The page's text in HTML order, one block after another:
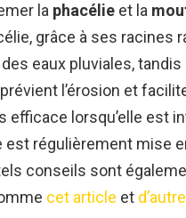
la phacélie et la
grâce à ses racines
eaux pluviales, tandis
l’érosion et
efficace lorsqu’elle est
est régulièrement mise
conseils sont
cet article et